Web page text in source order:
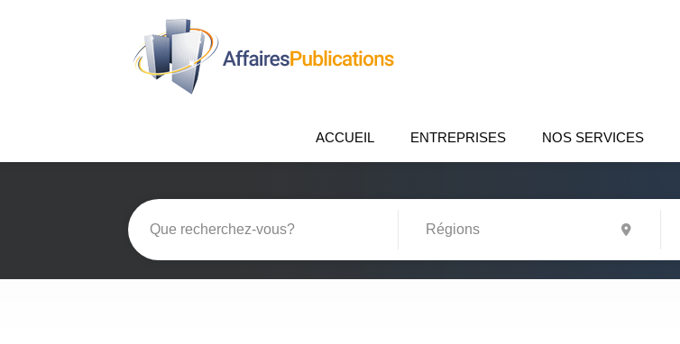
ACCUEIL ENTREPRISES NOS SERVICES